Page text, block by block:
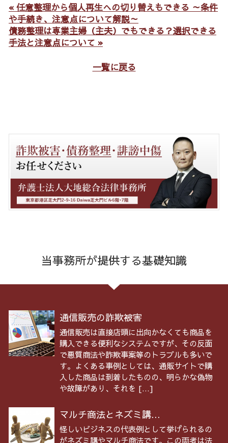
« 任意整理から個人再生への切り替えもできる ～条件
や手続き、注意点について解説～
債務整理は専業主婦（主夫）でもできる？選択できる
手法と注意点について »
一覧に戻る
当事務所が提供する基礎知識
通信販売の詐欺被害
通信販売は直接店頭に出向かなくても商品を
購入できる便利なシステムですが、その反面
で悪質商法や詐欺事案等のトラブルも多いで
す。よくある事例としては、通販サイトで購
入した商品は到着したものの、明らかな偽物
や故障があり、それを […]
マルチ商法とネズミ講...
怪しいビジネスの代表例として挙げられるの
がネズミ講やマルチ商法です。この両者は法